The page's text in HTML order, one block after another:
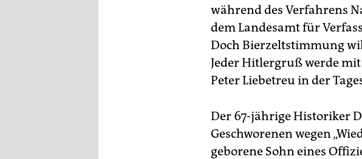
während des Verfahrens
dem Landesamt für
Doch Bierzeltstimmung
Jeder Hitlergruß werde
Peter Liebetreu in der
Der 67-jährige Historiker
Geschworenen wegen
geborene Sohn eines